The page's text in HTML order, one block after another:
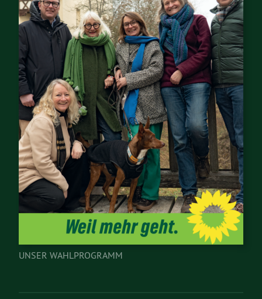
UNSER WAHLPROGRAMM